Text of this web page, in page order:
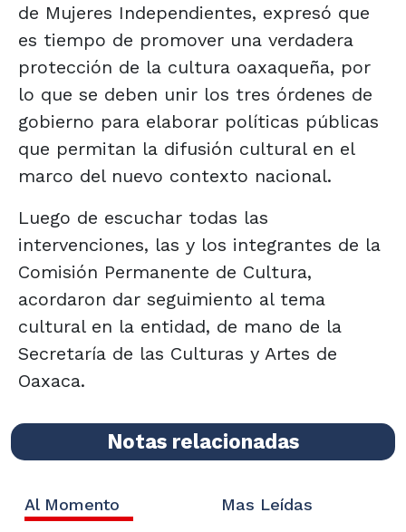
de Mujeres Independientes, expresó que
es tiempo de promover una verdadera
protección de la cultura oaxaqueña, por
lo que se deben unir los tres órdenes de
gobierno para elaborar políticas públicas
que permitan la difusión cultural en el
marco del nuevo contexto nacional.
Luego de escuchar todas las
intervenciones, las y los integrantes de la
Comisión Permanente de Cultura,
acordaron dar seguimiento al tema
cultural en la entidad, de mano de la
Secretaría de las Culturas y Artes de
Oaxaca.
Notas relacionadas
Al Momento Mas Leídas